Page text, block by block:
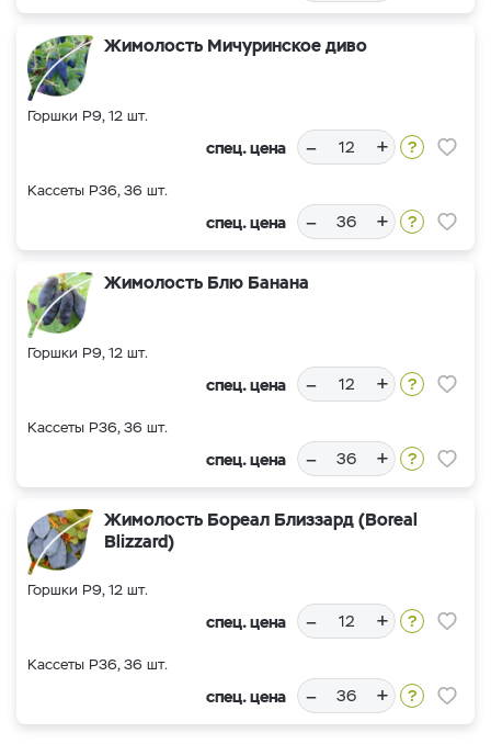
Жимолость Мичуринское диво
Горшки Р9, 12 шт.
спец. цена – +
Кассеты Р36, 36 шт.
спец. цена – +
Жимолость Блю Банана
Горшки Р9, 12 шт.
спец. цена – +
Кассеты Р36, 36 шт.
спец. цена – +
Жимолость Бореал Близзард (Boreal
Blizzard)
Горшки Р9, 12 шт.
спец. цена – +
Кассеты Р36, 36 шт.
спец. цена – +